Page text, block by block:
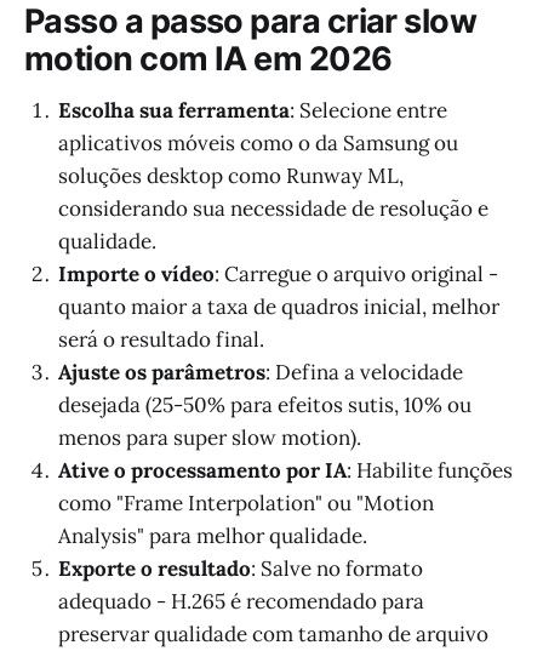
Passo a passo para criar slow
motion com IA em 2026
Escolha sua ferramenta: Selecione entre
aplicativos móveis como o da Samsung ou
soluções desktop como Runway ML,
considerando sua necessidade de resolução e
qualidade.
Importe o vídeo: Carregue o arquivo original -
quanto maior a taxa de quadros inicial, melhor
será o resultado final.
Ajuste os parâmetros: Defina a velocidade
desejada (25-50% para efeitos sutis, 10% ou
menos para super slow motion).
Ative o processamento por IA: Habilite funções
como "Frame Interpolation" ou "Motion
Analysis" para melhor qualidade.
Exporte o resultado: Salve no formato
adequado - H.265 é recomendado para
preservar qualidade com tamanho de arquivo